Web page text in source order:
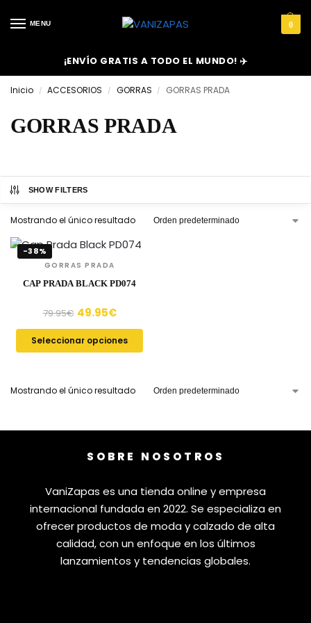
MENU 0
¡ENVÍO GRATIS A TODO EL MUNDO! ✈️
Inicio / ACCESORIOS / GORRAS / GORRAS PRADA
GORRAS PRADA
SHOW FILTERS
Mostrando el único resultado
-38%
GORRAS PRADA
CAP PRADA BLACK PD074
79.95€ 49.95€
Seleccionar opciones
Mostrando el único resultado
SOBRE NOSOTROS
VaniZapas es una tienda online y empresa
internacional fundada en 2022. Se especializa en
ofrecer productos de moda y calzado de alta
calidad, con un enfoque en los últimos
lanzamientos y tendencias globales.